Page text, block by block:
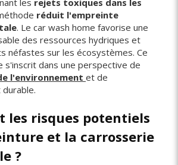
les rejets toxiques dans les
réduit l'empreinte
. Le car wash home favorise une
des ressources hydriques et
néfastes sur les écosystèmes. Ce
s'inscrit dans une perspective de
l'environnement et de
les risques potentiels
et la carrosserie
?